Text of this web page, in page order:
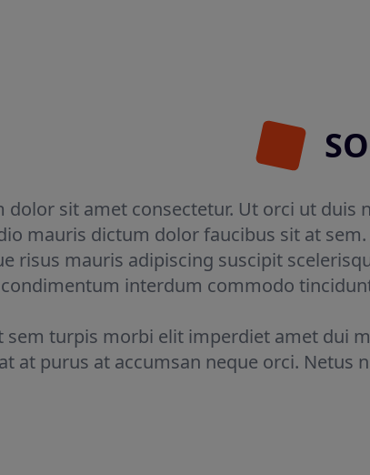
dolor sit amet consectetur. Ut orci ut duis
mauris dictum dolor faucibus sit at
risus mauris adipiscing suscipit
condimentum interdum commodo
sem turpis morbi elit imperdiet amet dui
at purus at accumsan neque orci.